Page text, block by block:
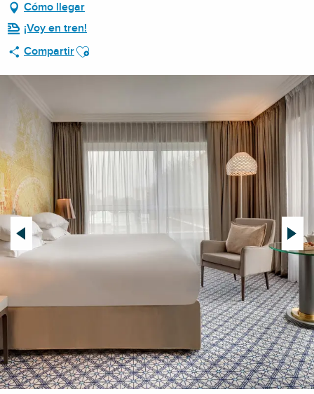
Cómo llegar
¡Voy en tren!
CompartirAjouter aux favoris